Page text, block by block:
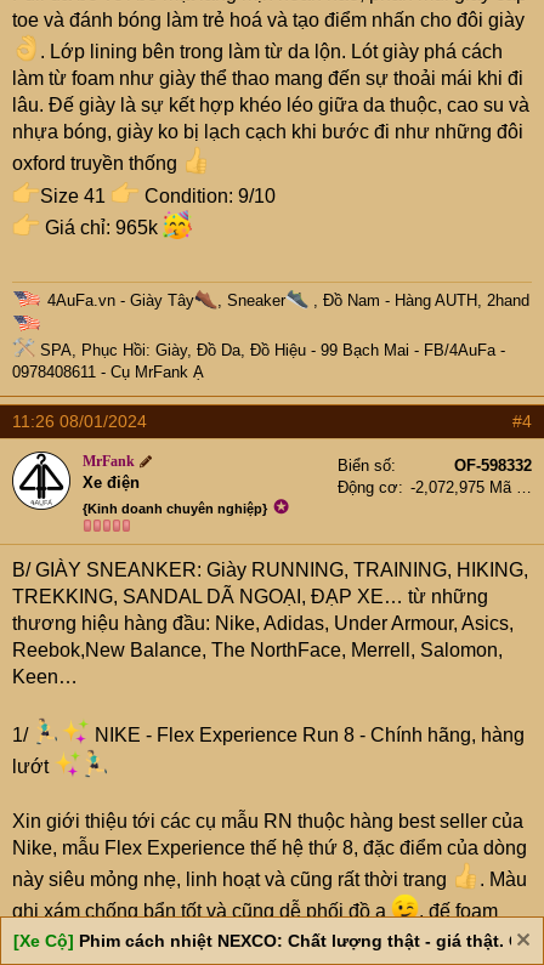
toe và đánh bóng làm trẻ hoá và tạo điểm nhấn cho đôi giày
. Lớp lining bên trong làm từ da lộn. Lót giày phá cách
làm từ foam như giày thể thao mang đến sự thoải mái khi đi
lâu. Đế giày là sự kết hợp khéo léo giữa da thuộc, cao su và
nhựa bóng, giày ko bị lạch cạch khi bước đi như những đôi
oxford truyền thống
Size 41
Condition: 9/10
Giá chỉ: 965k
4AuFa.vn - Giày Tây , Sneaker , Đồ Nam - Hàng AUTH, 2hand
SPA, Phục Hồi: Giày, Đồ Da, Đồ Hiệu - 99 Bạch Mai - FB/4AuFa -
0978408611 - Cụ MrFank Ạ
11:26 08/01/2024 #4
MrFank
Xe điện
{Kinh doanh chuyên nghiệp} ✪
Biển số
OF-598332
Động cơ
B/ GIÀY SNEANKER: Giày RUNNING, TRAINING, HIKING,
TREKKING, SANDAL DÃ NGOẠI, ĐẠP XE… từ những
thương hiệu hàng đầu: Nike, Adidas, Under Armour, Asics,
Reebok,New Balance, The NorthFace, Merrell, Salomon,
Keen…
1/
NIKE - Flex Experience Run 8 - Chính hãng, hàng
lướt
Xin giới thiệu tới các cụ mẫu RN thuộc hàng best seller của
Nike, mẫu Flex Experience thế hệ thứ 8, đặc điểm của dòng
này siêu mỏng nhẹ, linh hoạt và cũng rất thời trang
. Màu
ghi xám chống bẩn tốt và cũng dễ phối đồ ạ
, đế foam
trắng ánh hồng rất độc và cá tính.
[Xe Cộ] Phim cách nhiệt NEXCO: Chất lượng thật - giá thật. Giá